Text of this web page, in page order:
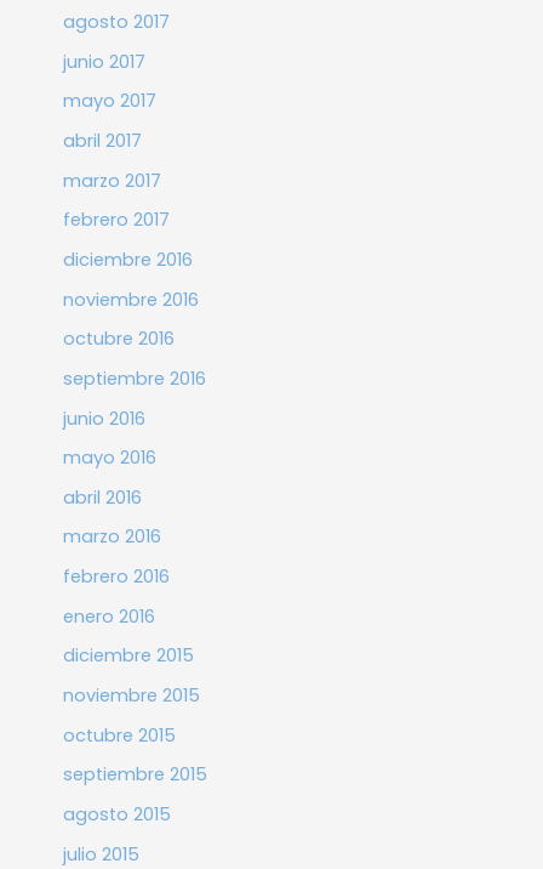
agosto 2017
junio 2017
mayo 2017
abril 2017
marzo 2017
febrero 2017
diciembre 2016
noviembre 2016
octubre 2016
septiembre 2016
junio 2016
mayo 2016
abril 2016
marzo 2016
febrero 2016
enero 2016
diciembre 2015
noviembre 2015
octubre 2015
septiembre 2015
agosto 2015
julio 2015